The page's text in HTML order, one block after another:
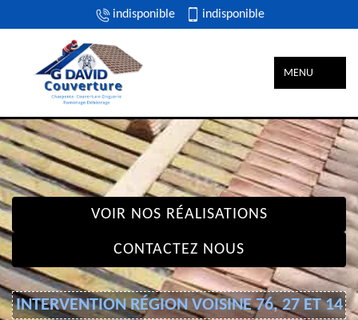
indisponible indisponible
MENU
VOIR NOS RÉALISATIONS
CONTACTEZ NOUS
INTERVENTION RÉGION VOISINE 76, 27 ET 14